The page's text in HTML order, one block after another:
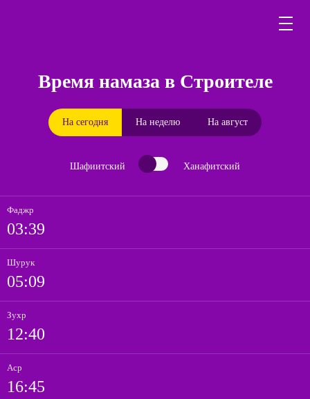
Время намаза в Строителе
На сегодня На неделю На август
Шафиитский Ханафитский
Фаджр
03:39
Шурук
05:09
Зухр
12:40
Аср
16:45